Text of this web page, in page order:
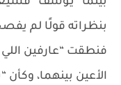
بنظراته قولًا لم
فنطقت “عارفين
الأعين بينهما،